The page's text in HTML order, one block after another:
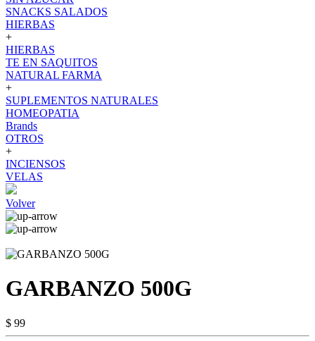
SNACKS SALADOS
HIERBAS
+
HIERBAS
TE EN SAQUITOS
NATURAL FARMA
+
SUPLEMENTOS NATURALES
HOMEOPATIA
Brands
OTROS
+
INCIENSOS
VELAS
Volver
GARBANZO 500G
$ 99